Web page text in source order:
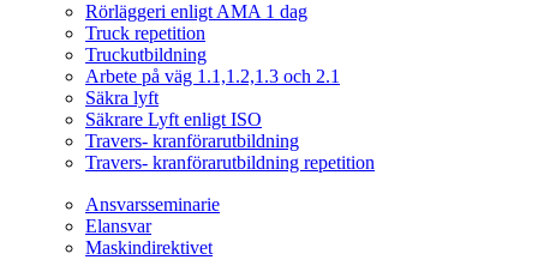
Rörläggeri enligt AMA 1 dag
Truck repetition
Truckutbildning
Arbete på väg 1.1,1.2,1.3 och 2.1
Säkra lyft
Säkrare Lyft enligt ISO
Travers- kranförarutbildning
Travers- kranförarutbildning repetition
Ansvarsseminarie
Elansvar
Maskindirektivet